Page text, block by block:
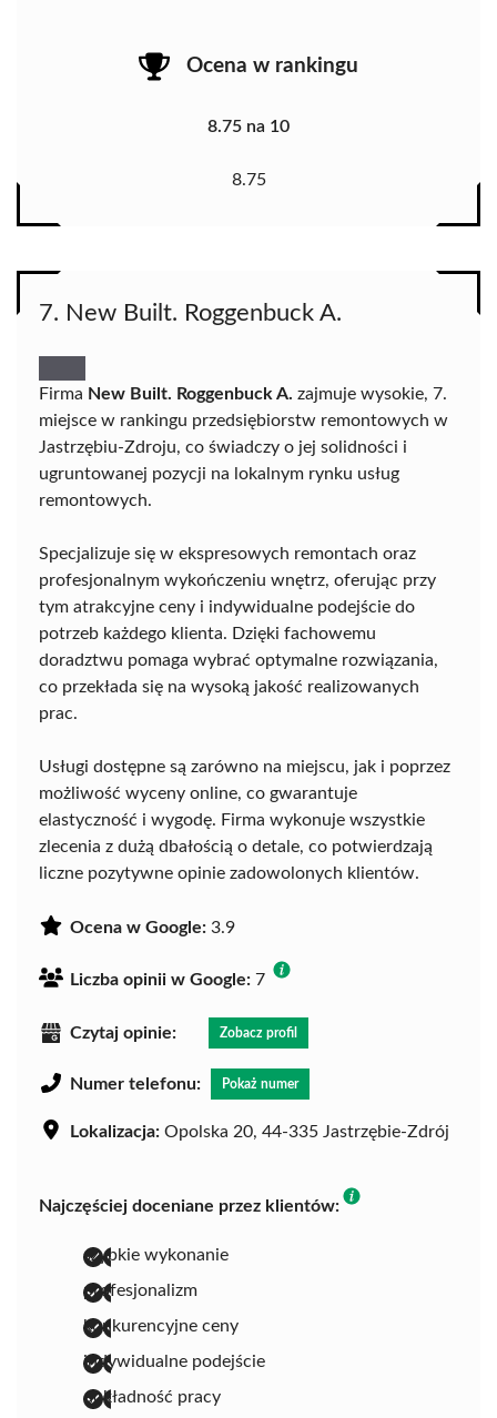
Ocena w rankingu
8.75 na 10
8.75
7. New Built. Roggenbuck A.
Firma New Built. Roggenbuck A. zajmuje wysokie, 7.
miejsce w rankingu przedsiębiorstw remontowych w
Jastrzębiu-Zdroju, co świadczy o jej solidności i
ugruntowanej pozycji na lokalnym rynku usług
remontowych.
Specjalizuje się w ekspresowych remontach oraz
profesjonalnym wykończeniu wnętrz, oferując przy
tym atrakcyjne ceny i indywidualne podejście do
potrzeb każdego klienta. Dzięki fachowemu
doradztwu pomaga wybrać optymalne rozwiązania,
co przekłada się na wysoką jakość realizowanych
prac.
Usługi dostępne są zarówno na miejscu, jak i poprzez
możliwość wyceny online, co gwarantuje
elastyczność i wygodę. Firma wykonuje wszystkie
zlecenia z dużą dbałością o detale, co potwierdzają
liczne pozytywne opinie zadowolonych klientów.
Ocena w Google: 3.9
Liczba opinii w Google: 7
Czytaj opinie: Zobacz profil
Numer telefonu: Pokaż numer
Lokalizacja: Opolska 20, 44-335 Jastrzębie-Zdrój
Najczęściej doceniane przez klientów:
szybkie wykonanie
profesjonalizm
konkurencyjne ceny
indywidualne podejście
dokładność pracy